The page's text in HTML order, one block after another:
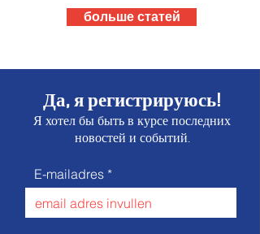
больше статей
Да, я регистрируюсь!
Я хотел бы быть в курсе последних
новостей и событий.
E-mailadres